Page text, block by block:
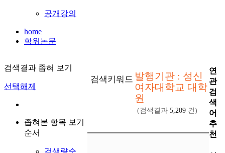
공개강의
home
학위논문
검색결과 좁혀 보기
선택해제
좁혀본 항목 보기
순서
검색키워드 발행기관 : 성신
여자대학교 대학
원
(검색결과 5,209 건)
연
관
검
색
어
추
천